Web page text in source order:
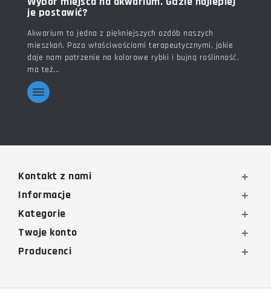
je postawić?
Akwarium to jedna z piękniejszych ozdób naszych
mieszkań. Poza właściwościami terapeutycznymi, jakie
daje nam patrzenie na kolorowe rybki i bujną roślinność,
ma też...
Kontakt z nami
Informacje
Kategorie
Twoje konto
Producenci